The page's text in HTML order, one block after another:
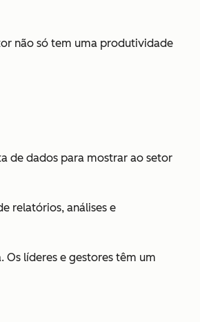
não só tem uma produtividade
de dados para mostrar ao setor
relatórios, análises e
Os líderes e gestores têm um